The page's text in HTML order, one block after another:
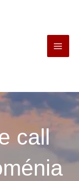
call